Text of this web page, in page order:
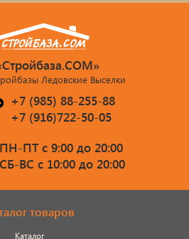
Ледовские Выселки
+7 (985) 88-255-88
+7 (916)722-50-05
ПН-ПТ c 9:00 до 20:00
СБ-ВС c 10:00 до 20:00
товаров
Каталог